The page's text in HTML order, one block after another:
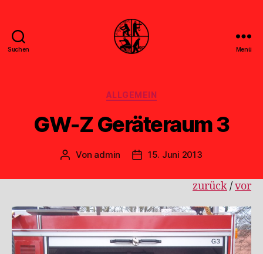
Suchen Menü
Kategorien
ALLGEMEIN
GW-Z Geräteraum 3
Beitragsautor
Von admin Veröffentlichungsdatum
15. Juni 2013
zurück/vor